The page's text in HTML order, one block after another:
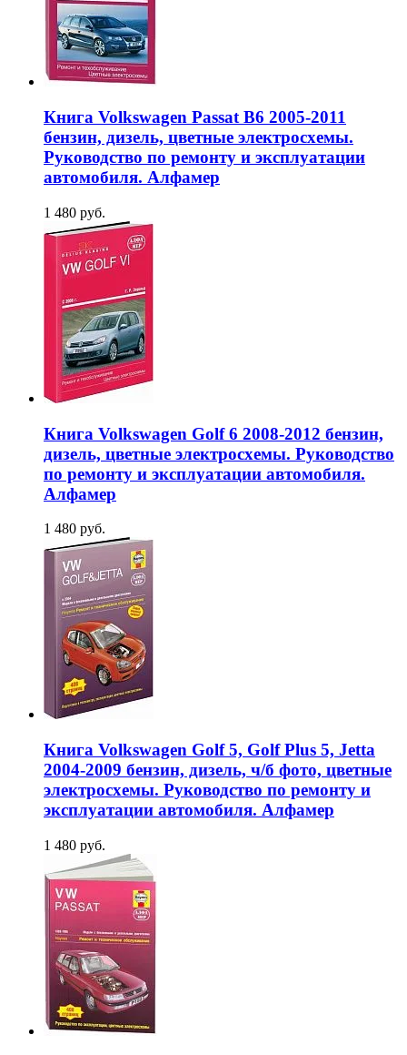
Книга Volkswagen Passat В6 2005-2011
бензин, дизель, цветные электросхемы.
Руководство по ремонту и эксплуатации
автомобиля. Алфамер
1 480 руб.
Книга Volkswagen Golf 6 2008-2012 бензин,
дизель, цветные электросхемы. Руководство
по ремонту и эксплуатации автомобиля.
Алфамер
1 480 руб.
Книга Volkswagen Golf 5, Golf Plus 5, Jetta
2004-2009 бензин, дизель, ч/б фото, цветные
электросхемы. Руководство по ремонту и
эксплуатации автомобиля. Алфамер
1 480 руб.